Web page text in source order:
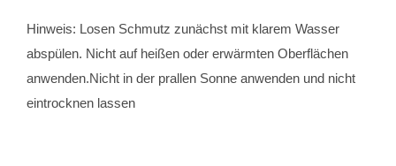
Hinweis: Losen Schmutz zunächst mit klarem Wasser
abspülen. Nicht auf heißen oder erwärmten Oberflächen
anwenden.Nicht in der prallen Sonne anwenden und nicht
eintrocknen lassen